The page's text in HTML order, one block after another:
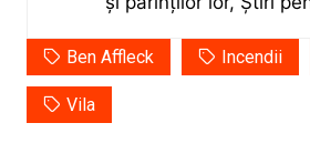
Ben Affleck Incendii
Vila